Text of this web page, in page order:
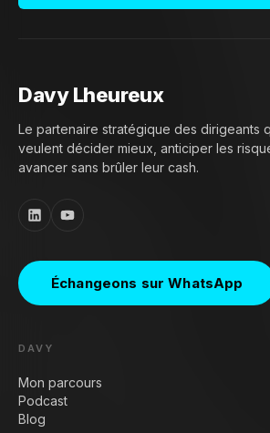
Davy Lheureux
Le partenaire stratégique des dirigeants
veulent décider mieux, anticiper les
avancer sans brûler leur cash.
Échangeons sur WhatsApp
DAVY
Mon parcours
Podcast
Blog